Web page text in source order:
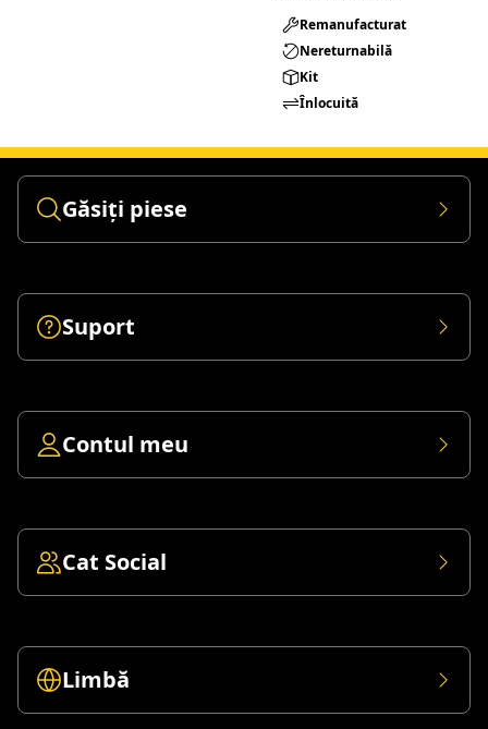
Remanufacturat​
Nereturnabilă
Kit
Înlocuită
Găsiți piese
Suport
Contul meu
Cat Social
Limbă